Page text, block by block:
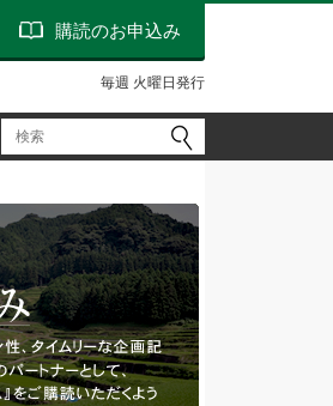
購読のお申込み
毎週 火曜日発行